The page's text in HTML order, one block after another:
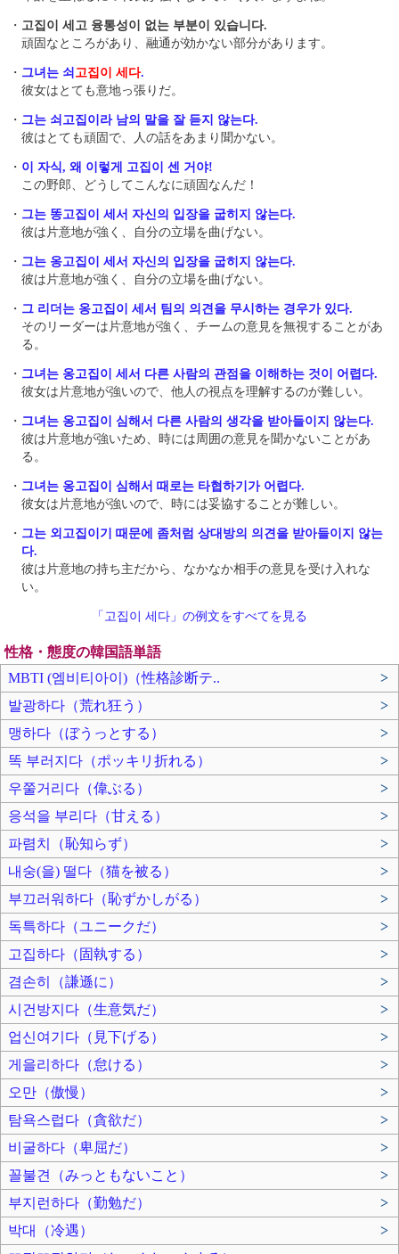
・ 고집이 세고 융통성이 없는 부분이 있습니다.
頑固なところがあり、融通が効かない部分があります。
・ 그녀는 쇠 고집이 세다.
彼女はとても意地っ張りだ。
・ 그는 쇠고집이라 남의 말을 잘 듣지 않는다.
彼はとても頑固で、人の話をあまり聞かない。
・ 이 자식, 왜 이렇게 고집이 센 거야!
この野郎、どうしてこんなに頑固なんだ！
・ 그는 똥고집이 세서 자신의 입장을 굽히지 않는다.
彼は片意地が強く、自分の立場を曲げない。
・ 그는 옹고집이 세서 자신의 입장을 굽히지 않는다.
彼は片意地が強く、自分の立場を曲げない。
・ 그 리더는 옹고집이 세서 팀의 의견을 무시하는 경우가 있다.
そのリーダーは片意地が強く、チームの意見を無視することがあ
る。
・ 그녀는 옹고집이 세서 다른 사람의 관점을 이해하는 것이 어렵다.
彼女は片意地が強いので、他人の視点を理解するのが難しい。
・ 그녀는 옹고집이 심해서 다른 사람의 생각을 받아들이지 않는다.
彼は片意地が強いため、時には周囲の意見を聞かないことがあ
る。
・ 그녀는 옹고집이 심해서 때로는 타협하기가 어렵다.
彼女は片意地が強いので、時には妥協することが難しい。
・ 그는 외고집이기 때문에 좀처럼 상대방의 의견을 받아들이지 않는
다.
彼は片意地の持ち主だから、なかなか相手の意見を受け入れな
い。
「고집이 세다」の例文をすべてを見る
性格・態度の韓国語単語
MBTI (엠비티아이)（性格診断テ..
>
발광하다（荒れ狂う）
>
맹하다（ぼうっとする）
>
똑 부러지다（ポッキリ折れる）
>
우쭐거리다（偉ぶる）
>
응석을 부리다（甘える）
>
파렴치（恥知らず）
>
내숭(을) 떨다（猫を被る）
>
부끄러워하다（恥ずかしがる）
>
독특하다（ユニークだ）
>
고집하다（固執する）
>
겸손히（謙遜に）
>
시건방지다（生意気だ）
>
업신여기다（見下げる）
>
게을리하다（怠ける）
>
오만（傲慢）
>
탐욕스럽다（貪欲だ）
>
비굴하다（卑屈だ）
>
꼴불견（みっともないこと）
>
부지런하다（勤勉だ）
>
박대（冷遇）
>